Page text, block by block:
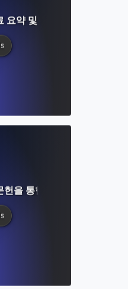
요약 및 평가에 대한 완벽한
을 통한 연구 영향 이해